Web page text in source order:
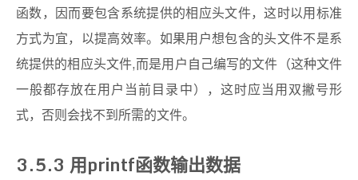
函数，因而要包含系统提供的相应头文件，这时以用标准
方式为宜，以提高效率。如果用户想包含的头文件不是系
统提供的相应头文件,而是用户自己编写的文件（这种文件
一般都存放在用户当前目录中），这时应当用双撇号形
式，否则会找不到所需的文件。
3.5.3 用printf函数输出数据